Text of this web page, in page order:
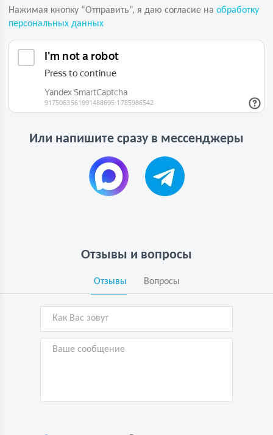
Нажимая кнопку “Отправить”, я даю согласие на обработку
персональных данных
Или напишите сразу в мессенджеры
Отзывы и вопросы
Отзывы Вопросы